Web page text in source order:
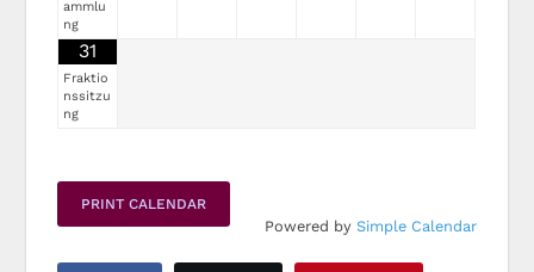
ammlu
ng
31
Fraktio
nssitzu
ng
PRINT CALENDAR
Powered by Simple Calendar